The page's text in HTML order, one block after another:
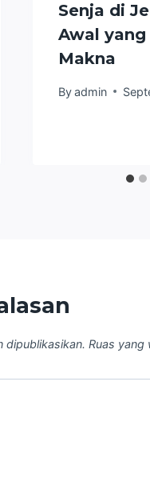
Senja di
Awal yang
Makna
Byadmin
dipublikasikan. Ruas yang